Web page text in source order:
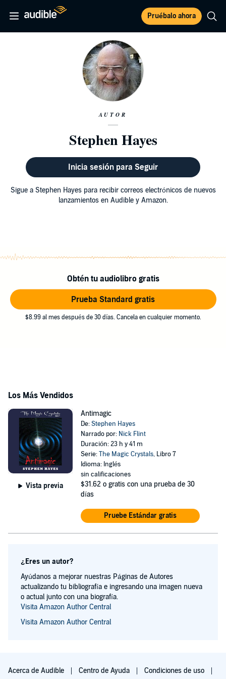
Pruébalo ahora
AUTOR
Stephen Hayes
Inicia sesión para Seguir
Sigue a Stephen Hayes para recibir correos electrónicos de nuevos
lanzamientos en Audible y Amazon.
Obtén tu audiolibro gratis
Prueba Standard gratis
$8.99 al mes después de 30 días. Cancela en cualquier momento.
Los Más Vendidos
Vista previa
Antimagic
De:Stephen Hayes
Narrado por: Nick Flint
Duración: 23 h y 41 m
Serie:The Magic Crystals, Libro 7
Idioma: Inglés
sin calificaciones
$31.62 o gratis con una prueba de 30
días
Pruebe Estándar gratis
¿Eres un autor?
Ayúdanos a mejorar nuestras Páginas de Autores
actualizando tu bibliografía e ingresando una imagen nueva
o actual junto con una biografía.
Visita Amazon Author Central
Visita Amazon Author Central
Acerca de Audible Centro de Ayuda Condiciones de uso